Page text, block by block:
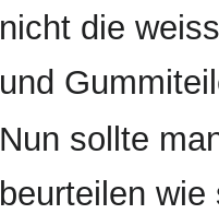
nicht die
und
Nun sollte
beurteilen